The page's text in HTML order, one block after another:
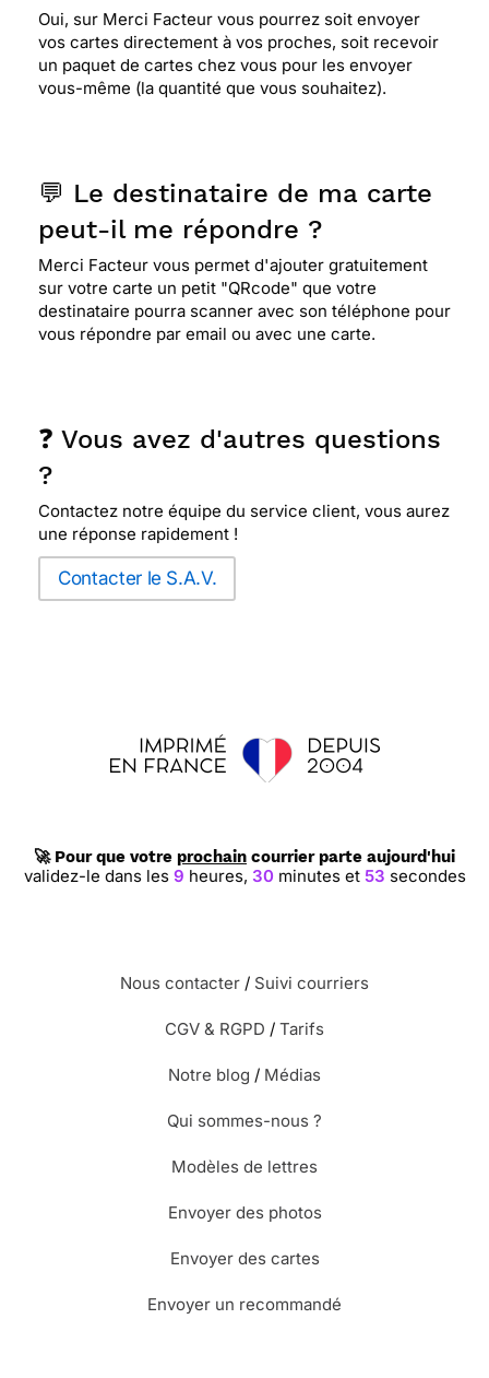
Oui, sur Merci Facteur vous pourrez soit envoyer
vos cartes directement à vos proches, soit recevoir
un paquet de cartes chez vous pour les envoyer
vous-même (la quantité que vous souhaitez).
💬 Le destinataire de ma carte
peut-il me répondre ?
Merci Facteur vous permet d'ajouter gratuitement
sur votre carte un petit "QRcode" que votre
destinataire pourra scanner avec son téléphone pour
vous répondre par email ou avec une carte.
❓ Vous avez d'autres questions
?
Contactez notre équipe du service client, vous aurez
une réponse rapidement !
Contacter le S.A.V.
🚀 Pour que votre prochain courrier parte aujourd'hui
validez-le dans les 9 heures, 30 minutes et 52 secondes
Nous contacter / Suivi courriers
CGV & RGPD / Tarifs
Notre blog / Médias
Qui sommes-nous ?
Modèles de lettres
Envoyer des photos
Envoyer des cartes
Envoyer un recommandé